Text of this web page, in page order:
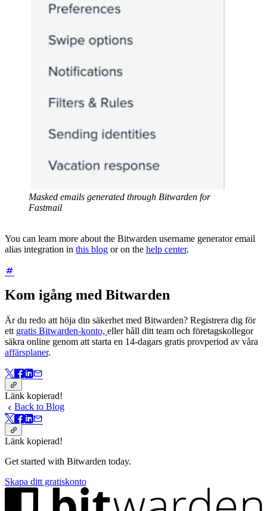
Masked emails generated through Bitwarden for
Fastmail
You can learn more about the Bitwarden username generator email
alias integration in this blog or on the help center.
Kom igång med Bitwarden
Är du redo att höja din säkerhet med Bitwarden? Registrera dig för
ett gratis Bitwarden-konto, eller håll ditt team och företagskollegor
säkra online genom att starta en 14-dagars gratis provperiod av våra
affärsplaner.
Länk kopierad!
Back to Blog
Länk kopierad!
Get started with Bitwarden today.
Skapa ditt gratiskonto